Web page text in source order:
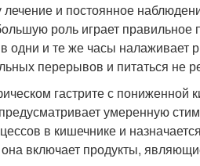
и постоянное
роль играет
в одни и те же часы
перерывов и питаться не
гастрите с пониженной
умеренную
в кишечнике и
она включает продукты,